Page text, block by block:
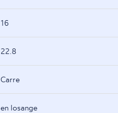
16
22.8
Carre
en losange